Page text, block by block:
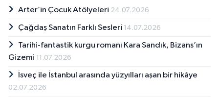
Arter’in Çocuk Atölyeleri 24.07.2026
Çağdaş Sanatın Farklı Sesleri 14.07.2026
Tarihi-fantastik kurgu romanı Kara Sandık, Bizans’ın
Gizemi 11.07.2026
İsveç ile İstanbul arasında yüzyılları aşan bir hikâye
02.07.2026